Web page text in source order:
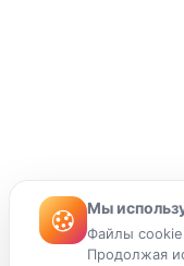
Мы
Файлы cookie
Продолжая